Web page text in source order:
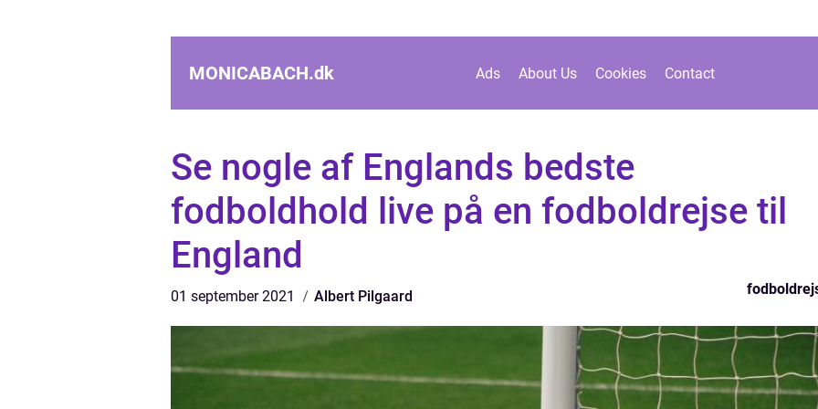
MONICABACH.dk Ads About Us Cookies Contact
Se nogle af Englands bedste
fodboldhold live på en fodboldrejse til
England
01 september 2021 Albert Pilgaard